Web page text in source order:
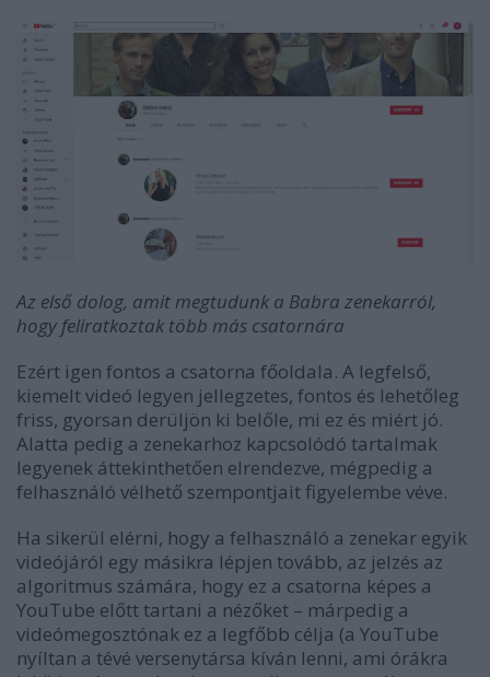
Az első dolog, amit megtudunk a Babra zenekarról,
hogy feliratkoztak több más csatornára
Ezért igen fontos a csatorna főoldala. A legfelső,
kiemelt videó legyen jellegzetes, fontos és lehetőleg
friss, gyorsan derüljön ki belőle, mi ez és miért jó.
Alatta pedig a zenekarhoz kapcsolódó tartalmak
legyenek áttekinthetően elrendezve, mégpedig a
felhasználó vélhető szempontjait figyelembe véve.
Ha sikerül elérni, hogy a felhasználó a zenekar egyik
videójáról egy másikra lépjen tovább, az jelzés az
algoritmus számára, hogy ez a csatorna képes a
YouTube előtt tartani a nézőket – márpedig a
videómegosztónak ez a legfőbb célja (a YouTube
nyíltan a tévé versenytársa kíván lenni, ami órákra